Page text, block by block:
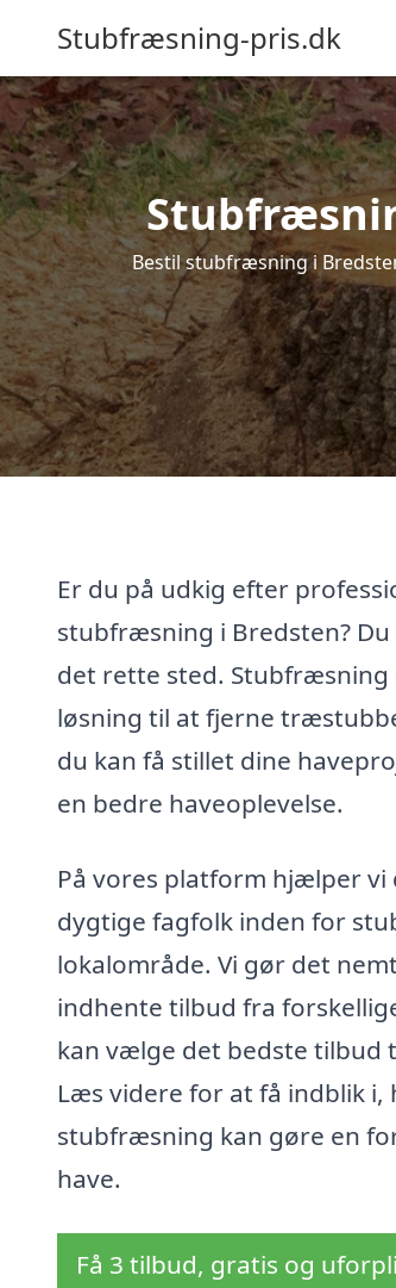
Stubfræsning-pris.dk
Bestil stubfræsning i
Er du på udkig efter
stubfræsning i Bredsten?
det rette sted. Stubfræsning
løsning til at fjerne
du kan få stillet dine
en bedre haveoplevelse.
På vores platform hjælper vi
dygtige fagfolk inden for
lokalområde. Vi gør det
indhente tilbud fra
kan vælge det bedste tilbud
Læs videre for at få indblik i,
stubfræsning kan gøre en
have.
Få 3 tilbud, gratis og